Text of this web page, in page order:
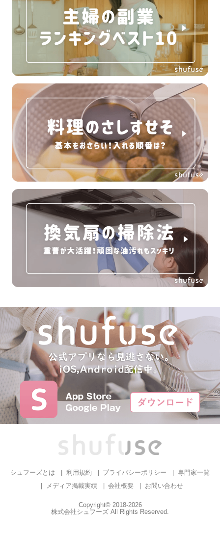
シュフーズとは 利用規約 プライバシーポリシー
専門家一覧
メディア掲載実績
会社概要 お問い合わせ
Copyright© 2018-2026
株式会社シュフーズ All Rights Reserved.